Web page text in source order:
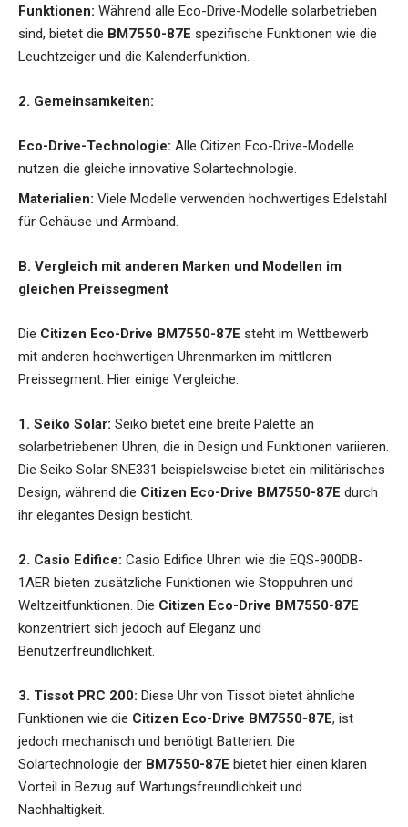
Funktionen: Während alle Eco-Drive-Modelle solarbetrieben
sind, bietet die BM7550-87E spezifische Funktionen wie die
Leuchtzeiger und die Kalenderfunktion.
2. Gemeinsamkeiten:
Eco-Drive-Technologie: Alle Citizen Eco-Drive-Modelle
nutzen die gleiche innovative Solartechnologie.
Materialien: Viele Modelle verwenden hochwertiges Edelstahl
für Gehäuse und Armband.
B. Vergleich mit anderen Marken und Modellen im
gleichen Preissegment
Die Citizen Eco-Drive BM7550-87E steht im Wettbewerb
mit anderen hochwertigen Uhrenmarken im mittleren
Preissegment. Hier einige Vergleiche:
1. Seiko Solar: Seiko bietet eine breite Palette an
solarbetriebenen Uhren, die in Design und Funktionen variieren.
Die Seiko Solar SNE331 beispielsweise bietet ein militärisches
Design, während die Citizen Eco-Drive BM7550-87E durch
ihr elegantes Design besticht.
2. Casio Edifice: Casio Edifice Uhren wie die EQS-900DB-
1AER bieten zusätzliche Funktionen wie Stoppuhren und
Weltzeitfunktionen. Die Citizen Eco-Drive BM7550-87E
konzentriert sich jedoch auf Eleganz und
Benutzerfreundlichkeit.
3. Tissot PRC 200: Diese Uhr von Tissot bietet ähnliche
Funktionen wie die Citizen Eco-Drive BM7550-87E, ist
jedoch mechanisch und benötigt Batterien. Die
Solartechnologie der BM7550-87E bietet hier einen klaren
Vorteil in Bezug auf Wartungsfreundlichkeit und
Nachhaltigkeit.